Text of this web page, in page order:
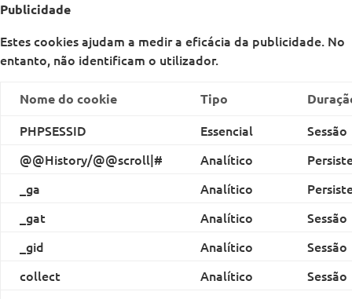
Publicidade
Estes cookies ajudam a medir a eficácia da publicidade. No
entanto, não identificam o utilizador.
Nome do cookie Tipo
PHPSESSID Essencial
Sessão
@@History/@@scroll|#
Analítico
_ga
Analítico
_gat
Analítico
Sessão
_gid
Analítico
Sessão
collect
Analítico
Sessão